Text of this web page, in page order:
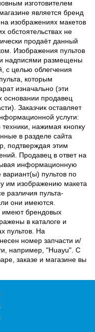
изготовителем
является бренд
изображениях макетов
обстоятельствах не
продаёт данный
Изображения пультов
надписями размещены
с целью облегчения
которым
изначально (эти
основании продавец
Заказчик оставляет
услуги:
нажимая кнопку
в разделе сайта
подтверждая этим
Продавец в ответ на
информационную
вариант(ы) пультов по
им изображению макета
различия пульта-
они имеются.
имеют брендовых
в каталоге и
пультов. На
номер запчасти и/
например, "Huayu". С
заказе и магазине вы